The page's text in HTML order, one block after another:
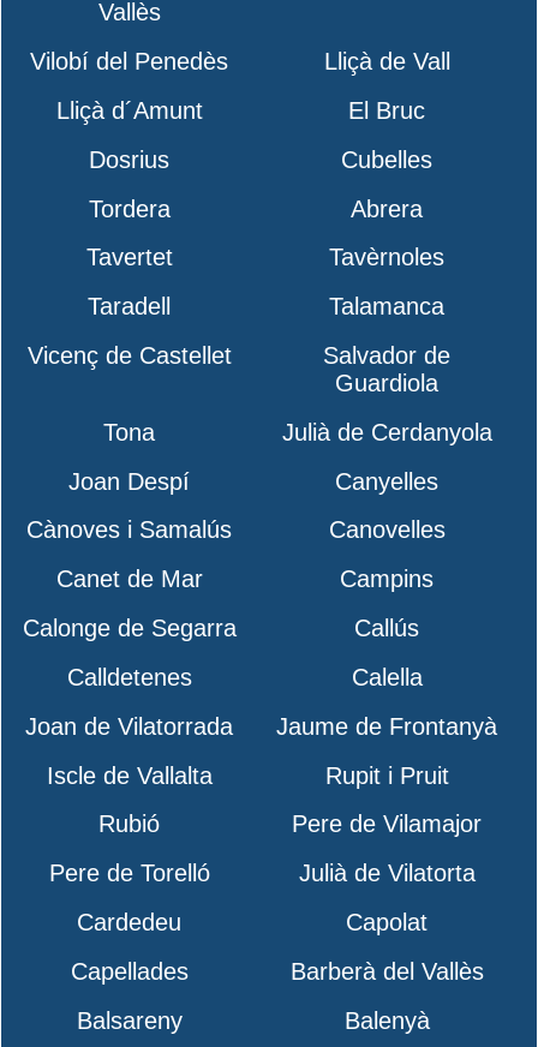
Vallès
Vilobí del Penedès
Lliçà de Vall
Lliçà d´Amunt
El Bruc
Dosrius
Cubelles
Tordera
Abrera
Tavertet
Tavèrnoles
Taradell
Talamanca
Vicenç de Castellet
Salvador de
Guardiola
Tona
Julià de Cerdanyola
Joan Despí
Canyelles
Cànoves i Samalús
Canovelles
Canet de Mar
Campins
Calonge de Segarra
Callús
Calldetenes
Calella
Joan de Vilatorrada
Jaume de Frontanyà
Iscle de Vallalta
Rupit i Pruit
Rubió
Pere de Vilamajor
Pere de Torelló
Julià de Vilatorta
Cardedeu
Capolat
Capellades
Barberà del Vallès
Balsareny
Balenyà